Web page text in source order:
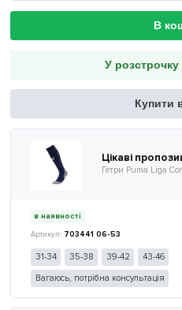
В
У розстрочку
Купити
Цікаві
Гетри Puma Liga
в наявності
703441 06-53
31-34 35-38 39-42 43-46
Вагаюсь, потрібна консультація